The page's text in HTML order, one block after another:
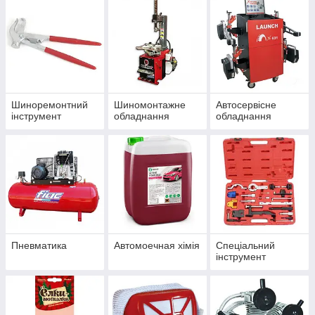
Шиноремонтний
інструмент
Шиномонтажне
обладнання
Автосервісне
обладнання
Пневматика Автомоечная хімія
Спеціальний
інструмент